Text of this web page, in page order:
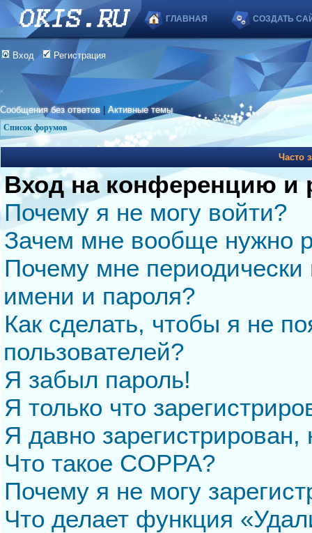
ГЛАВНАЯ СОЗДАТЬ
Вход Регистрация
Сообщения без ответов |Активные темы
Список форумов
Часто
Вход на конференцию и
Почему я не могу войти?
Зачем мне вообще нужно
Почему мне периодически
имени и пароля?
Как сделать, чтобы я не
пользователей?
Я забыл пароль!
Я только что
Я давно
Что такое COPPA?
Почему я не могу
Что делает функция